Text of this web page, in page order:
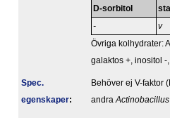
D-sorbitol
- v
Övriga kolhydrater:
galaktos +, inositol -
Spec.
egenskaper:
Behöver ej V-faktor
andra Actinobacillus